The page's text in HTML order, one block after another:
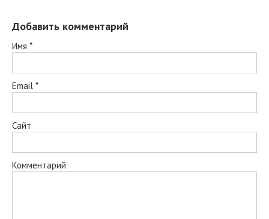
Добавить комментарий
Имя *
Email *
Сайт
Комментарий